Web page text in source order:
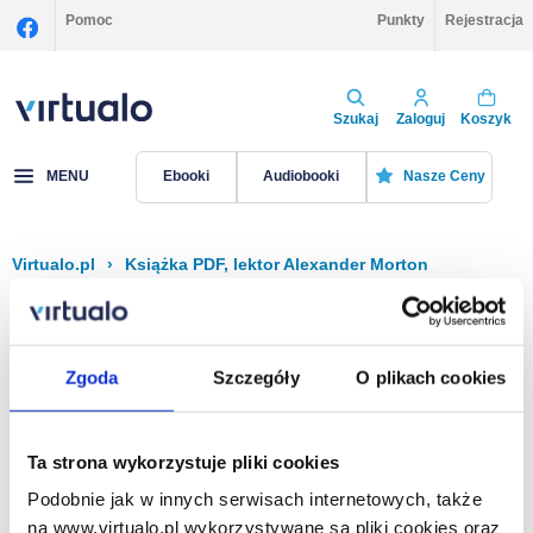
Zgoda Szczegóły O plikach cookies
Ta strona wykorzystuje pliki cookies
Podobnie jak w innych serwisach internetowych, także
na www.virtualo.pl wykorzystywane są pliki cookies oraz
Pomoc Punkty Rejestracja
Szukaj Zaloguj Koszyk
MENU Ebooki Audiobooki Nasze Ceny
Virtualo.pl › Książka PDF, lektor Alexander Morton
Filtruj Sortuj
Na stronie